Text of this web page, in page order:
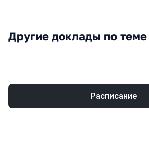
Другие доклады по теме
Расписание